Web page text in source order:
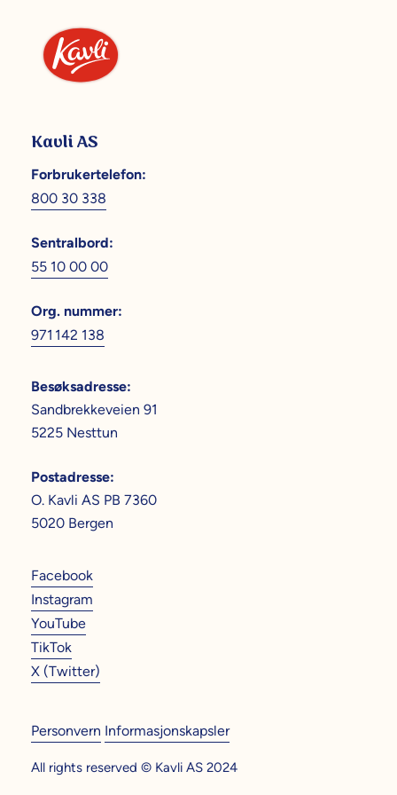
Kavli AS
Forbrukertelefon:
800 30 338
Sentralbord:
55 10 00 00
Org. nummer:
971 142 138
Besøksadresse:
Sandbrekkeveien 91
5225 Nesttun
Postadresse:
O. Kavli AS PB 7360
5020 Bergen
Facebook
Instagram
YouTube
TikTok
X (Twitter)
Personvern Informasjonskapsler
All rights reserved © Kavli AS 2024